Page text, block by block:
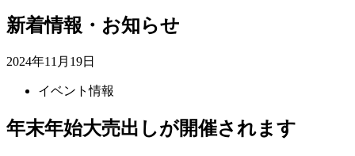
新着情報・お知らせ
2024年11月19日
イベント情報
年末年始大売出しが開催されます